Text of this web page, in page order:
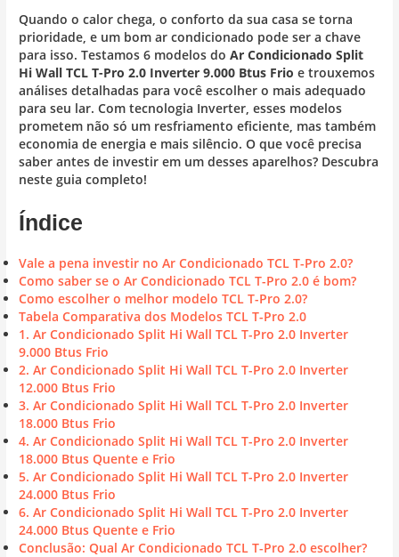
Quando o calor chega, o conforto da sua casa se torna
prioridade, e um bom ar condicionado pode ser a chave
para isso. Testamos 6 modelos doAr Condicionado Split
Hi Wall TCL T-Pro 2.0 Inverter 9.000 Btus Frio e trouxemos
análises detalhadas para você escolher o mais adequado
para seu lar. Com tecnologia Inverter, esses modelos
prometem não só um resfriamento eficiente, mas também
economia de energia e mais silêncio. O que você precisa
saber antes de investir em um desses aparelhos? Descubra
neste guia completo!
Índice
Vale a pena investir no Ar Condicionado TCL T-Pro 2.0?
Como saber se o Ar Condicionado TCL T-Pro 2.0 é bom?
Como escolher o melhor modelo TCL T-Pro 2.0?
Tabela Comparativa dos Modelos TCL T-Pro 2.0
1. Ar Condicionado Split Hi Wall TCL T-Pro 2.0 Inverter
9.000 Btus Frio
2. Ar Condicionado Split Hi Wall TCL T-Pro 2.0 Inverter
12.000 Btus Frio
3. Ar Condicionado Split Hi Wall TCL T-Pro 2.0 Inverter
18.000 Btus Frio
4. Ar Condicionado Split Hi Wall TCL T-Pro 2.0 Inverter
18.000 Btus Quente e Frio
5. Ar Condicionado Split Hi Wall TCL T-Pro 2.0 Inverter
24.000 Btus Frio
6. Ar Condicionado Split Hi Wall TCL T-Pro 2.0 Inverter
24.000 Btus Quente e Frio
Conclusão: Qual Ar Condicionado TCL T-Pro 2.0 escolher?